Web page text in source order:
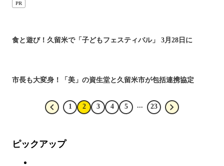
PR
食と遊び！久留米で「子どもフェスティバル」 3月28日に
市長も大変身！「美」の資生堂と久留米市が包括連携協定
1 2 3 4 5 ... 23
ピックアップ